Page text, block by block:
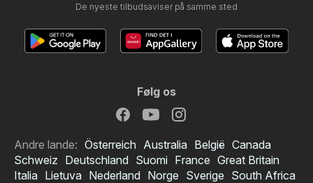
De nyeste tilbudsaviser på samme sted
Følg os
Andre lande: Österreich Australia België Canada
Schweiz Deutschland Suomi France Great Britain
Italia Lietuva Nederland Norge Sverige South Africa